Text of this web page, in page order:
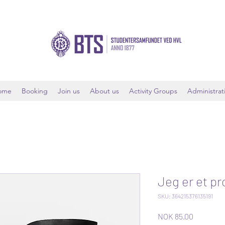
Booking Join us About us Activity Groups
Jeg er et
SKU: 364215376135191
NOK 85.00